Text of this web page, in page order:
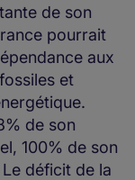
de son
pourrait
aux
et
de son
100% de son
déficit de la